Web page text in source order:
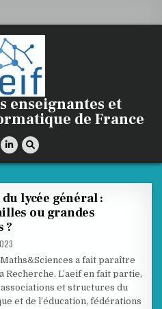
enseignantes et
de France
lycée général :
ou grandes
?
a fait paraître
Recherche. L’aeif en fait partie,
et structures du
et de l’éducation, fédérations